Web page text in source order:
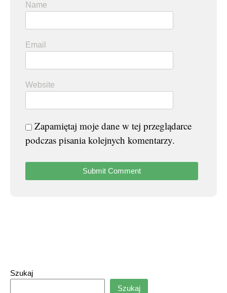
Name
Email
Website
Zapamiętaj moje dane w tej przeglądarce
podczas pisania kolejnych komentarzy.
Szukaj
Szukaj